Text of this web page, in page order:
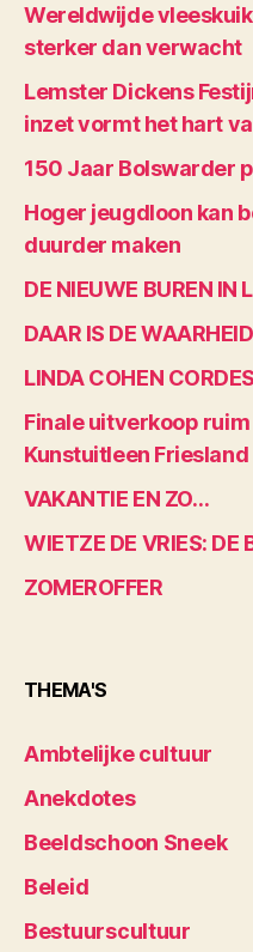
Wereldwijde
sterker dan verwacht
Lemster Dickens
inzet vormt het hart
150 Jaar Bolswarder
Hoger jeugdloon kan
duurder maken
DE NIEUWE BUREN IN
DAAR IS DE WAARHEID
LINDA COHEN
Finale uitverkoop
Kunstuitleen Friesland
VAKANTIE EN ZO…
WIETZE DE VRIES: DE
ZOMEROFFER
THEMA'S
Ambtelijke cultuur
Anekdotes
Beeldschoon Sneek
Beleid
Bestuurscultuur